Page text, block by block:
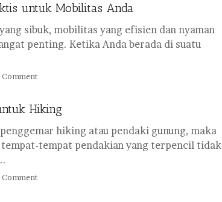
untuk Mobilitas Anda
sibuk, mobilitas yang efisien dan nyaman
penting. Ketika Anda berada di suatu
Comment
Hiking
hiking atau pendaki gunung, maka
tempat-tempat pendakian yang terpencil tidak
Comment